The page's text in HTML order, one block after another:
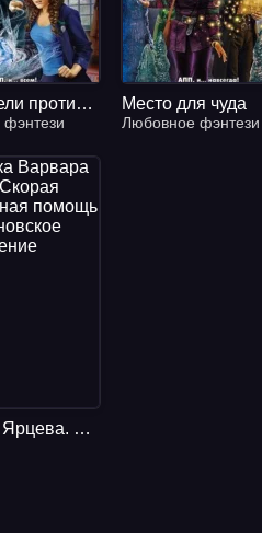
Блюстители против вредителей! Место для чуда
Любовное фэнтези
Варвара Ярцева. Скорая детективная помощь 2. Драконовское наслаждение - Анна Ольховская